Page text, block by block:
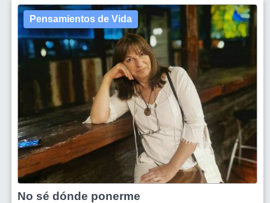
Pensamientos de Vida
No sé dónde ponerme